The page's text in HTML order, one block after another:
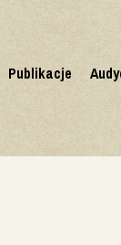
Publikacje